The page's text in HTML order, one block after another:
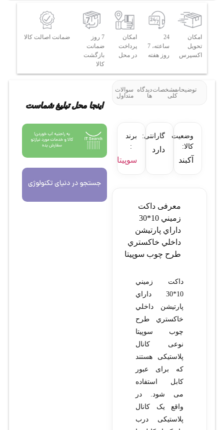
امکان
تحویل
اکسپرس
24
ساعته، 7
روز هفته
امکان
پرداخت
در محل
7 روز
ضمانت
بازگشت
کالا
ضمانت اصالت کالا
توضیحاتمشخصات
کلی
دیدگاه
ها
سوالات
متداول
وضعیت
کالا:
آکبند
گارانتی:
دارد
برند
:
سوپیتا
معرفی داکت
زميني 10*30
داراي پارتيشن
داخلي خاکستري
طرح چوب سوپيتا
داکت زميني
10*30 داراي
پارتيشن داخلي
خاکستري طرح
چوب سوپيتا
نوعی کانال
پلاستیکی هستند
که برای عبور
کابل استفاده
می شود. در
واقع یک کانال
پلاستیکی درب
اینجا محل تبلیغ شماست